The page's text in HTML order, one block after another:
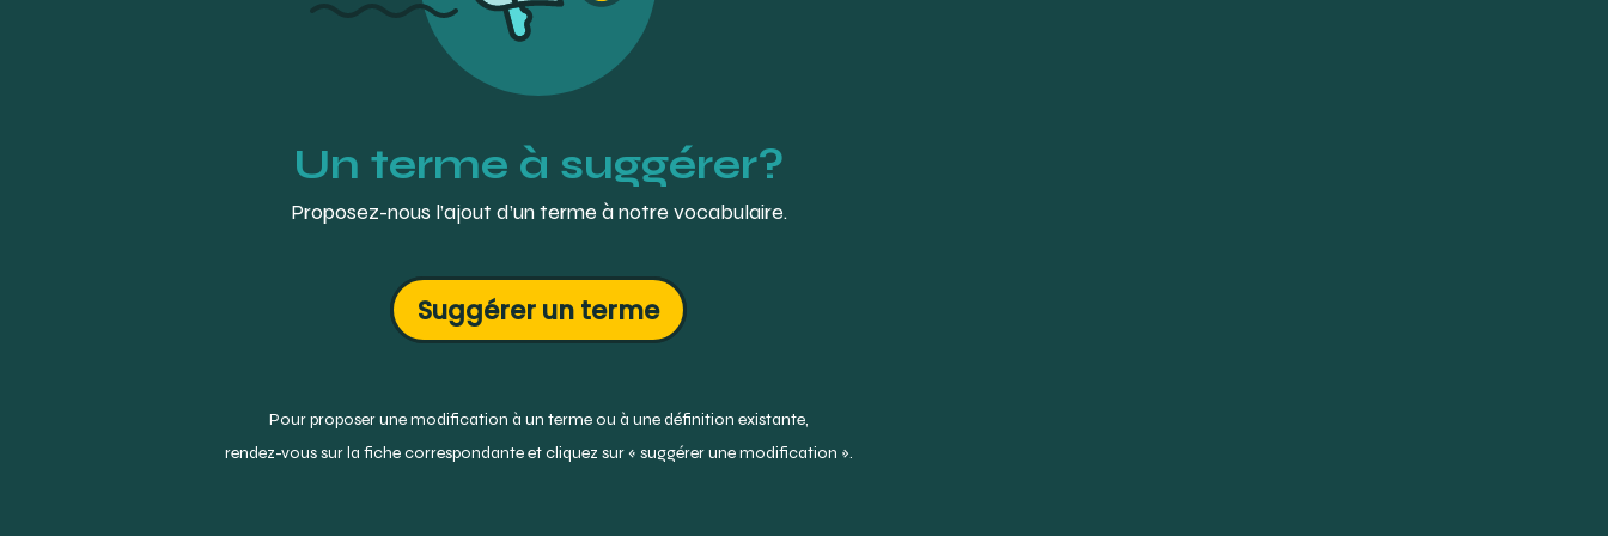
Un terme à suggérer?
Proposez-nous l’ajout d’un terme à notre vocabulaire.
Suggérer un terme
Pour proposer une modification à un terme ou à une définition existante,
rendez-vous sur la fiche correspondante et cliquez sur « suggérer une modification ».